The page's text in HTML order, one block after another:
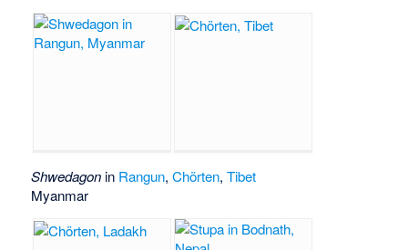
Shwedagon in Rangun,
Myanmar
Chörten,Tibet